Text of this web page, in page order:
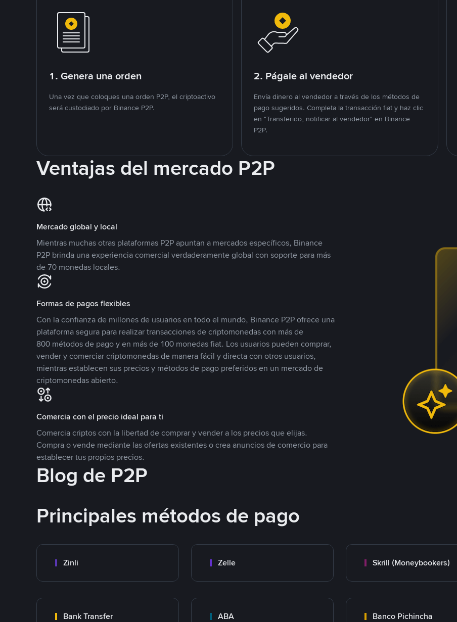
1. Genera una orden
Una vez que coloques una orden P2P, el criptoactivo
será custodiado por Binance P2P.
2. Págale al vendedor
Envía dinero al vendedor a través de los métodos de
pago sugeridos. Completa la transacción fiat y haz clic
en "Transferido, notificar al vendedor" en Binance
P2P.
Ventajas del mercado P2P
Mercado global y local
Mientras muchas otras plataformas P2P apuntan a mercados específicos, Binance
P2P brinda una experiencia comercial verdaderamente global con soporte para más
de 70 monedas locales.
Formas de pagos flexibles
Con la confianza de millones de usuarios en todo el mundo, Binance P2P ofrece una
plataforma segura para realizar transacciones de criptomonedas con más de
800 métodos de pago y en más de 100 monedas fiat. Los usuarios pueden comprar,
vender y comerciar criptomonedas de manera fácil y directa con otros usuarios,
mientras establecen sus precios y métodos de pago preferidos en un mercado de
criptomonedas abierto.
Comercia con el precio ideal para ti
Comercia criptos con la libertad de comprar y vender a los precios que elijas.
Compra o vende mediante las ofertas existentes o crea anuncios de comercio para
establecer tus propios precios.
Blog de P2P
Principales métodos de pago
Zinli Zelle Skrill (Moneybookers)
Bank Transfer ABA Banco Pichincha